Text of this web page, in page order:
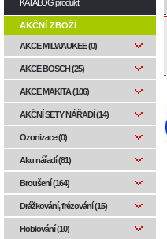
KATALOG produkt
AKČNÍ ZBOŽÍ
AKCE MILWAUKEE (0)
AKCE BOSCH (25)
AKCE MAKITA (106)
AKČNÍ SETY NÁŘADÍ (14)
Ozonizace (0)
Aku nářadí (81)
Broušení (164)
Drážkování, frézování (15)
Hoblování (10)